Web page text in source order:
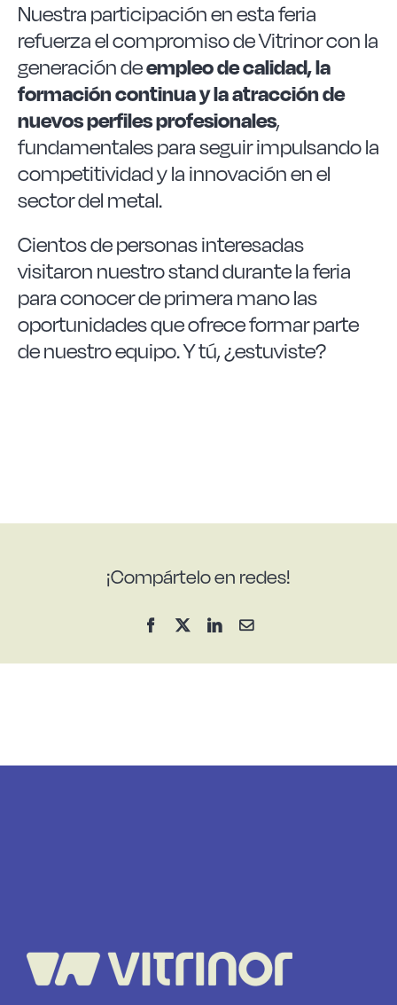
Nuestra participación en esta feria
refuerza el compromiso de Vitrinor con la
generación deempleo de calidad, la
formación continua y la atracción de
nuevos perfiles profesionales,
fundamentales para seguir impulsando la
competitividad y la innovación en el
sector del metal.
Cientos de personas interesadas
visitaron nuestro stand durante la feria
para conocer de primera mano las
oportunidades que ofrece formar parte
de nuestro equipo. Y tú, ¿estuviste?
¡Compártelo en redes!
Facebook
X LinkedInCorreo